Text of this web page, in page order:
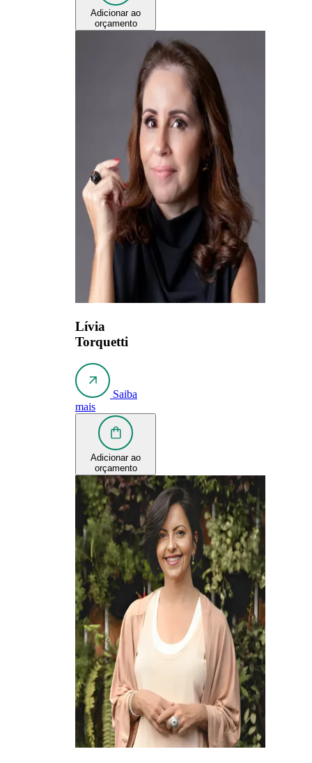
Adicionar ao
orçamento
Lívia
Torquetti
Saiba
mais
Adicionar ao
orçamento